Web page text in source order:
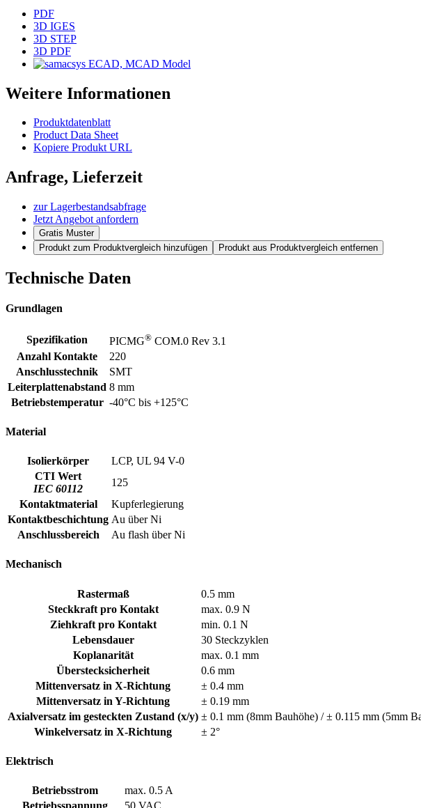
PDF
3D IGES
3D STEP
3D PDF
ECAD, MCAD Model
Weitere Informationen
Produktdatenblatt
Product Data Sheet
Kopiere Produkt URL
Anfrage, Lieferzeit
zur Lagerbestandsabfrage
Jetzt Angebot anfordern
Gratis Muster
Produkt zum Produktvergleich hinzufügen
Produkt aus Produktvergleich entfernen
Technische Daten
Grundlagen
Spezifikation PICMG® COM.0 Rev 3.1
Anzahl Kontakte
220
Anschlusstechnik
SMT
Leiterplattenabstand 8 mm
Betriebstemperatur -40°C bis +125°C
Material
Isolierkörper
LCP, UL 94 V-0
CTI Wert
IEC 60112
125
Kontaktmaterial
Kupferlegierung
Kontaktbeschichtung Au über Ni
Anschlussbereich
Au flash über Ni
Mechanisch
Rastermaß
0.5 mm
Steckkraft pro Kontakt
max. 0.9 N
Ziehkraft pro Kontakt
min. 0.1 N
Lebensdauer
30 Steckzyklen
Koplanarität
max. 0.1 mm
Überstecksicherheit
0.6 mm
Mittenversatz in X-Richtung
± 0.4 mm
Mittenversatz in Y-Richtung
± 0.19 mm
Axialversatz im gesteckten Zustand (x/y) ± 0.1 mm (8mm Bauhöhe) / ± 0.115 mm (5mm
Winkelversatz in X-Richtung
± 2°
Elektrisch
Betriebsstrom
max. 0.5 A